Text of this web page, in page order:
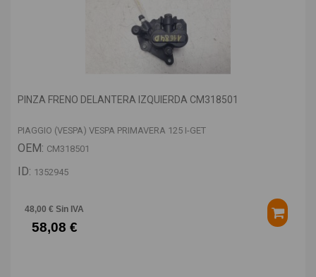
PINZA FRENO DELANTERA IZQUIERDA CM318501
PIAGGIO (VESPA) VESPA PRIMAVERA 125 I-GET
OEM: CM318501
ID: 1352945
48,00 € Sin IVA
58,08 €